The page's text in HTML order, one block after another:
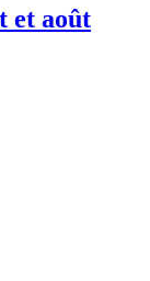
et août